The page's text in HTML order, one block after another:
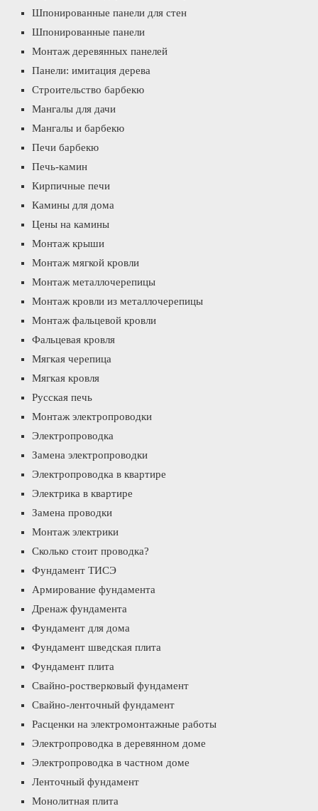
Шпонированные панели для стен
Шпонированные панели
Монтаж деревянных панелей
Панели: имитация дерева
Строительство барбекю
Мангалы для дачи
Мангалы и барбекю
Печи барбекю
Печь-камин
Кирпичные печи
Камины для дома
Цены на камины
Монтаж крыши
Монтаж мягкой кровли
Монтаж металлочерепицы
Монтаж кровли из металлочерепицы
Монтаж фальцевой кровли
Фальцевая кровля
Мягкая черепица
Мягкая кровля
Русская печь
Монтаж электропроводки
Электропроводка
Замена электропроводки
Электропроводка в квартире
Электрика в квартире
Замена проводки
Монтаж электрики
Сколько стоит проводка?
Фундамент ТИСЭ
Армирование фундамента
Дренаж фундамента
Фундамент для дома
Фундамент шведская плита
Фундамент плита
Свайно-ростверковый фундамент
Свайно-ленточный фундамент
Расценки на электромонтажные работы
Электропроводка в деревянном доме
Электропроводка в частном доме
Ленточный фундамент
Монолитная плита